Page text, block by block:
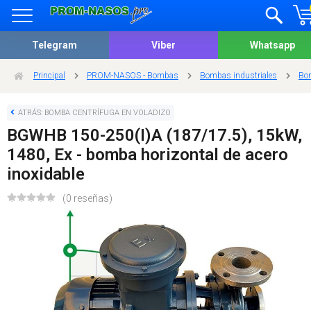
Telegram Viber Whatsapp
Principal PROM-NASOS - Bombas Bombas industriales
ATRÁS: BOMBA CENTRÍFUGA EN VOLADIZO
BGWHB 150-250(I)A (187/17.5), 15kW,
1480, Ex - bomba horizontal de acero
inoxidable
(0 reseñas)